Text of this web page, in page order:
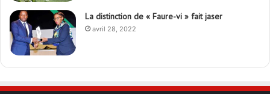
avril 28, 2022
Le quotidien Liberté est un quotidien togolais d'information qui